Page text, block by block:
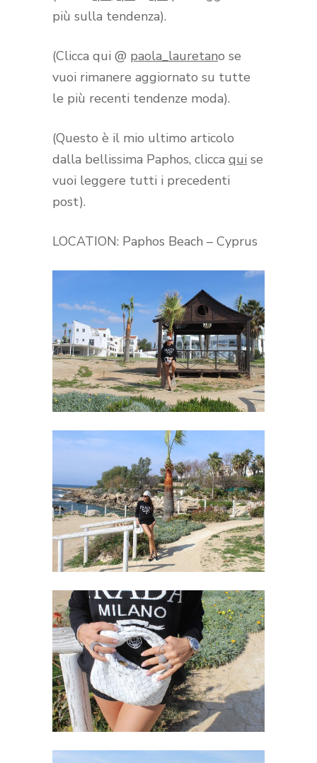
più sulla tendenza).
(Clicca qui @ paola_lauretano se
vuoi rimanere aggiornato su tutte
le più recenti tendenze moda).
(Questo è il mio ultimo articolo
dalla bellissima Paphos, clicca qui se
vuoi leggere tutti i precedenti
post).
LOCATION: Paphos Beach – Cyprus